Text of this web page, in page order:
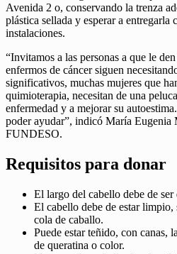
Avenida 2 o, conservando la trenza
plástica sellada y esperar a entregarla
instalaciones.
“Invitamos a las personas a que le
enfermos de cáncer siguen
significativos, muchas mujeres que
quimioterapia, necesitan de una
enfermedad y a mejorar su
poder ayudar”, indicó María Eugenia
FUNDESO.
Requisitos para donar
El largo del cabello debe de ser
El cabello debe de estar limpio,
cola de caballo.
Puede estar teñido, con canas,
de queratina o color.